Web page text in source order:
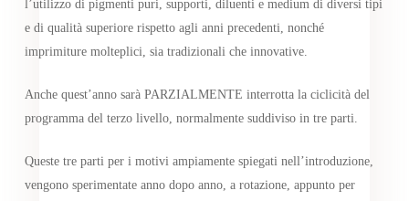
l’utilizzo di pigmenti puri, supporti, diluenti e medium di diversi tipi
e di qualità superiore rispetto agli anni precedenti, nonché
imprimiture molteplici, sia tradizionali che innovative.
Anche quest’anno sarà PARZIALMENTE interrotta la ciclicità del
programma del terzo livello, normalmente suddiviso in tre parti.
Queste tre parti per i motivi ampiamente spiegati nell’introduzione,
vengono sperimentate anno dopo anno, a rotazione, appunto per